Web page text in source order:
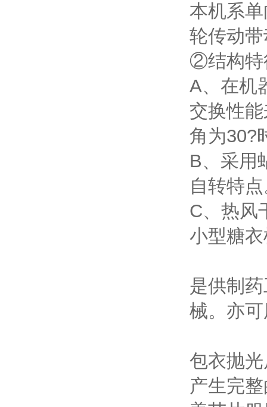
本机系
轮传动
②结构特
A、在机
交换性
角为30?
B、采用
自转特
C、热风
小型糖
是供制
械。亦
包衣抛
产生完